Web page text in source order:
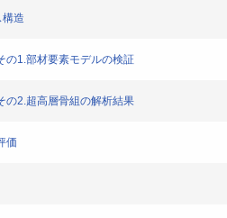
造
の1.部材要素モデルの検証
の2.超高層骨組の解析結果
価